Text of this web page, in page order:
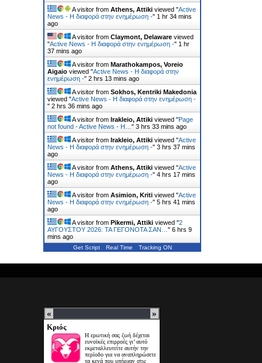
A visitor from Athens, Attiki viewed "Active
News - Η διαφορά στην ενημέρωση -" 1 hr 34 mins
ago
A visitor from Claymont, Delaware viewed
"Active News - Η διαφορά στην ενημέρωση -" 1 hr
37 mins ago
A visitor from Marathokampos, Voreio
Aigaio viewed "Active News - Η διαφορά στην
ενημέρωση -" 2 hrs 13 mins ago
A visitor from Sokhos, Kentriki Makedonia
viewed "Active News - Η διαφορά στην ενημέρωση -
" 2 hrs 36 mins ago
A visitor from Irakleio, Attiki viewed "Page
not found - Active News - Η… " 3 hrs 33 mins ago
A visitor from Irakleio, Attiki viewed "Active
News - Η διαφορά στην ενημέρωση -" 3 hrs 37 mins
ago
A visitor from Athens, Attiki viewed "Active
News - Η διαφορά στην ενημέρωση -" 4 hrs 17 mins
ago
A visitor from Asimion, Kriti viewed "Active
News - Η διαφορά στην ενημέρωση -" 5 hrs 41 mins
ago
A visitor from Pikermi, Attiki viewed "2
ΑΥΓΟΥΣΤΟΥ 2026: ΤΑ ΓΕΓΟΝΟΤΑ ΣΑΝ… " 6 hrs 9
mins ago
Get Script Real Time Tracking ON